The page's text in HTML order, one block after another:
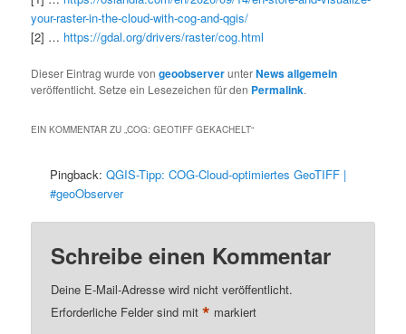
your-raster-in-the-cloud-with-cog-and-qgis/
[2] … https://gdal.org/drivers/raster/cog.html
Dieser Eintrag wurde vongeoobserverunterNews allgemein
veröffentlicht. Setze ein Lesezeichen für den Permalink.
EIN KOMMENTAR ZU „COG: GEOTIFF GEKACHELT“
Pingback:QGIS-Tipp: COG-Cloud-optimiertes GeoTIFF |
#geoObserver
Schreibe einen Kommentar
Deine E-Mail-Adresse wird nicht veröffentlicht.
Erforderliche Felder sind mit* markiert